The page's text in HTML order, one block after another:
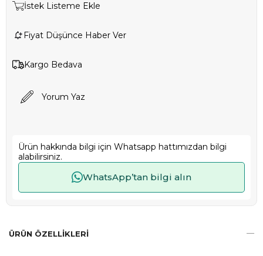
İstek Listeme Ekle
Fiyat Düşünce Haber Ver
Kargo Bedava
Yorum Yaz
Ürün hakkında bilgi için Whatsapp hattımızdan bilgi
alabilirsiniz.
WhatsApp’tan bilgi alın
ÜRÜN ÖZELLIKLERI